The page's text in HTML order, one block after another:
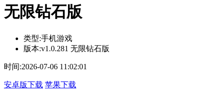
无限钻石版
类型:手机游戏
版本:v1.0.281 无限钻石版
时间:2026-07-06 11:02:01
安卓版下载 苹果下载